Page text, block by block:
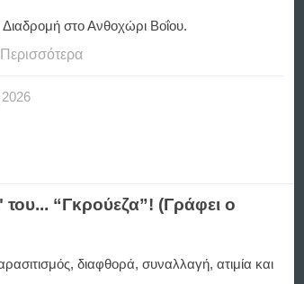
στο Ανθοχώρι Βοΐου.
2026
“Γκρούεζα”! (Γράφει ο
διαφθορά, συναλλαγή, ατιμία και